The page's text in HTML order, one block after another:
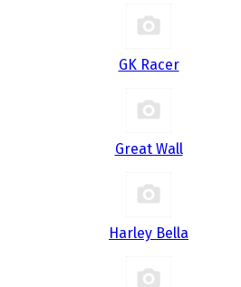
GK Racer
Great Wall
Harley Bella